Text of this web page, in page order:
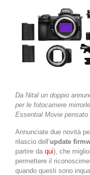
Da Nital un doppio
per le fotocamere
Essential Movie pensato
Annunciate due novità
rilascio dell’update
partire da qui), che
permettere il
quando questi sono